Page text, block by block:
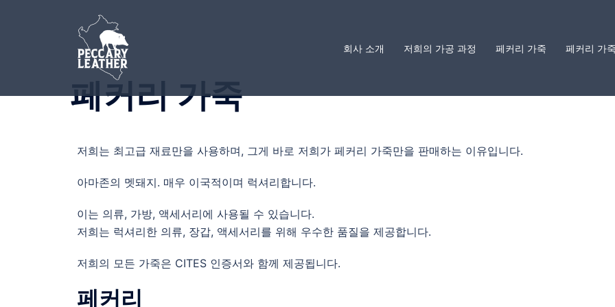
회사 소개 저희의 가공 과정 페커리 가죽 페커리 가
페커리 가죽
저희는 최고급 재료만을 사용하며, 그게 바로 저희가 페커리 가죽만을 판매하는 이유입니다.
아마존의 멧돼지. 매우 이국적이며 럭셔리합니다.
이는 의류, 가방, 액세서리에 사용될 수 있습니다.
저희는 럭셔리한 의류, 장갑, 액세서리를 위해 우수한 품질을 제공합니다.
저희의 모든 가죽은 CITES 인증서와 함께 제공됩니다.
페커리